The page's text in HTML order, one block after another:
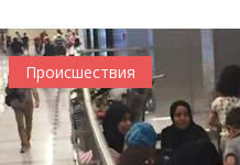
Происшествия